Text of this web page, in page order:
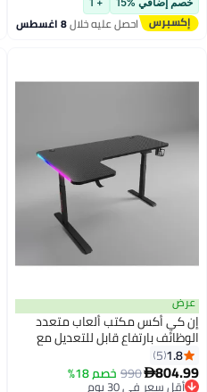
للطلاب واللاعبين,,
خصم إضافي %15 + 1
احصل عليه خلال8 اغسطس
عرض
إن كي أكس مكتب ألعاب متعدد
الوظائف بارتفاع قابل للتعديل مع
أضواء LED RGB، جهاز تحكم عن بعد
لاسلكي، حامل مقبض، حامل أكواب،
مقبس USB وخطاف سماعة رأس
1.8
5
804.99
990 خصم 18%
أقل سعر في 30 يوم